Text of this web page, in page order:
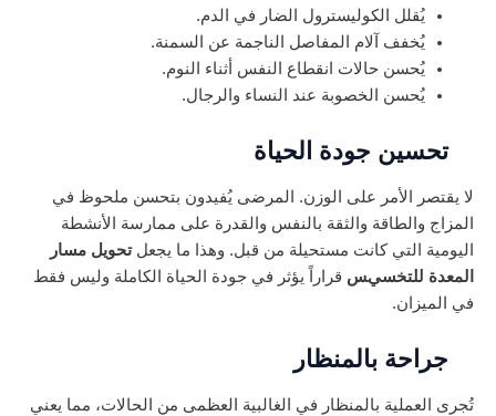
يُقلل الكوليسترول الضار في الدم.
يُخفف آلام المفاصل الناجمة عن السمنة.
يُحسن حالات انقطاع النفس أثناء النوم.
يُحسن الخصوبة عند النساء والرجال.
تحسين جودة الحياة
لا يقتصر الأمر على الوزن. المرضى يُفيدون بتحسن ملحوظ في
المزاج والطاقة والثقة بالنفس والقدرة على ممارسة الأنشطة
اليومية التي كانت مستحيلة من قبل. وهذا ما يجعلتحويل مسار
المعدة للتخسيس قراراً يؤثر في جودة الحياة الكاملة وليس فقط
في الميزان.
جراحة بالمنظار
تُجرى العملية بالمنظار في الغالبية العظمى من الحالات، مما يعني